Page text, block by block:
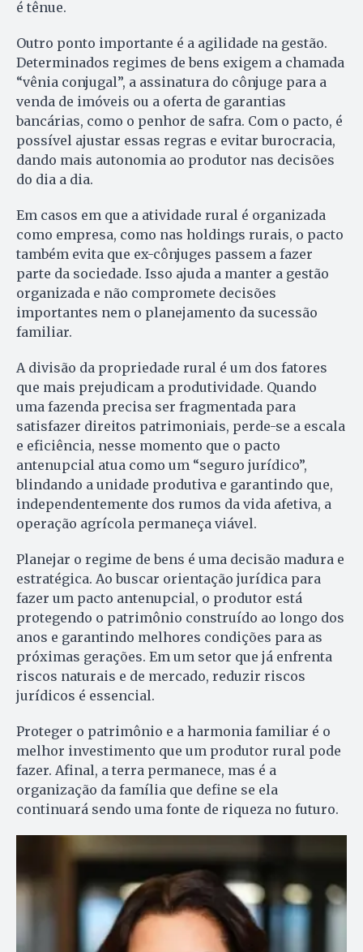
é tênue.
Outro ponto importante é a agilidade na gestão.
Determinados regimes de bens exigem a chamada
“vênia conjugal”, a assinatura do cônjuge para a
venda de imóveis ou a oferta de garantias
bancárias, como o penhor de safra. Com o pacto, é
possível ajustar essas regras e evitar burocracia,
dando mais autonomia ao produtor nas decisões
do dia a dia.
Em casos em que a atividade rural é organizada
como empresa, como nas holdings rurais, o pacto
também evita que ex-cônjuges passem a fazer
parte da sociedade. Isso ajuda a manter a gestão
organizada e não compromete decisões
importantes nem o planejamento da sucessão
familiar.
A divisão da propriedade rural é um dos fatores
que mais prejudicam a produtividade. Quando
uma fazenda precisa ser fragmentada para
satisfazer direitos patrimoniais, perde-se a escala
e eficiência, nesse momento que o pacto
antenupcial atua como um “seguro jurídico”,
blindando a unidade produtiva e garantindo que,
independentemente dos rumos da vida afetiva, a
operação agrícola permaneça viável.
Planejar o regime de bens é uma decisão madura e
estratégica. Ao buscar orientação jurídica para
fazer um pacto antenupcial, o produtor está
protegendo o patrimônio construído ao longo dos
anos e garantindo melhores condições para as
próximas gerações. Em um setor que já enfrenta
riscos naturais e de mercado, reduzir riscos
jurídicos é essencial.
Proteger o patrimônio e a harmonia familiar é o
melhor investimento que um produtor rural pode
fazer. Afinal, a terra permanece, mas é a
organização da família que define se ela
continuará sendo uma fonte de riqueza no futuro.